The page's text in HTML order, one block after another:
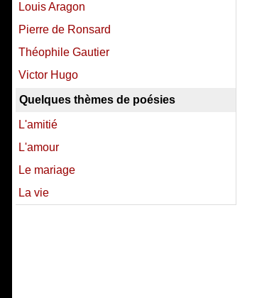
Louis Aragon
Pierre de Ronsard
Théophile Gautier
Victor Hugo
Quelques thèmes de poésies
L'amitié
L'amour
Le mariage
La vie